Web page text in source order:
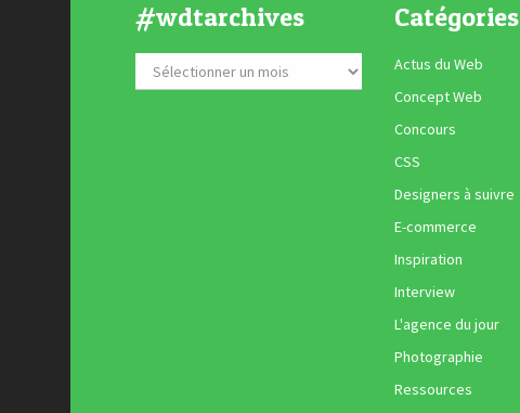
#wdtarchives Catégories
Actus du Web
Concept Web
Concours
CSS
Designers à suivre
E-commerce
Inspiration
Interview
L'agence du jour
Photographie
Ressources